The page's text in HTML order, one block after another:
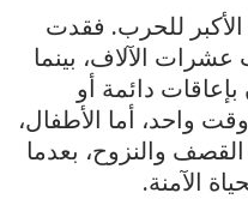
للحرب. فقدت
عشرات الآلاف، بينما
دائمة أو
واحد، أما الأطفال،
والنزوح، بعدما
الآمنة.